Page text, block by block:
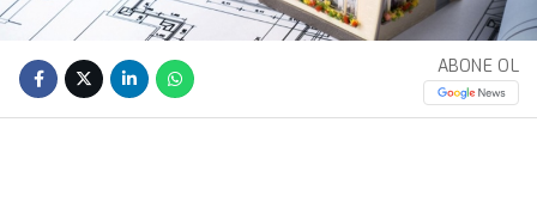
ABONE OL